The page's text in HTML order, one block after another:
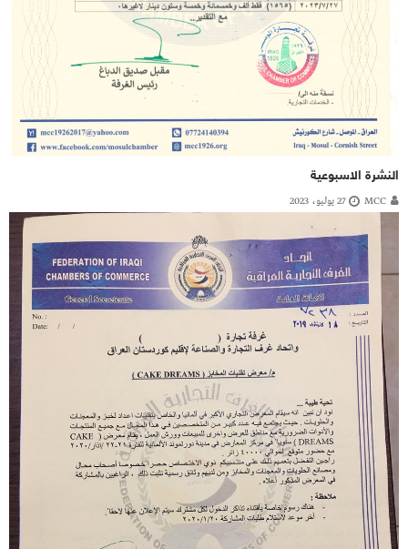
النشرة الاسبوعية
MCC 27 يوليو، 2023